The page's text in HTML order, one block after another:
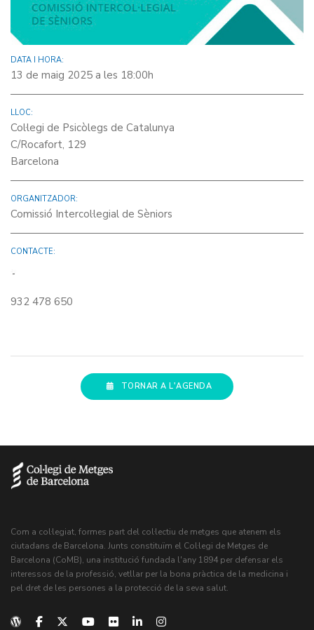
DATA I HORA:
13 de maig 2025 a les 18:00h
LLOC:
Col·legi de Psicòlegs de Catalunya
C/Rocafort, 129
Barcelona
ORGANITZADOR:
Comissió Intercol·legial de Sèniors
CONTACTE:
932 478 650
TORNAR A L'AGENDA
Com a col·legiat, formes part del col·lectiu de metges que atenem els
ciutadans de Barcelona. Junts constituïm el Col·legi de Metges de
Barcelona (CoMB), una institució fundada l'any 1894 per defensar els
interessos de la professió, vetllar per la bona pràctica de la medicina i
pel dret de les persones a la protecció de la seva salut.